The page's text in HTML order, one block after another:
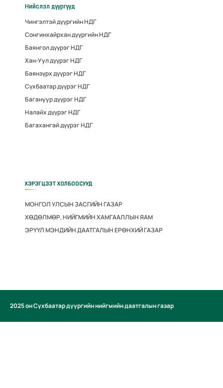
Нийслэл дүүргүүд
Чингэлтэй дүүргийн НДГ
Сонгинхайрхан дүүргийн НДГ
Баянгол дүүрэг НДГ
Хан-Уул дүүрэг НДГ
Баянзүрх дүүрэг НДГ
Сүхбаатар дүүрэг НДГ
Багануур дүүрэг НДГ
Налайх дүүрэг НДГ
Багахангай дүүрэг НДГ
ХЭРЭГЦЭЭТ ХОЛБООСУУД
МОНГОЛ УЛСЫН ЗАСГИЙН ГАЗАР
ХӨДӨЛМӨР, НИЙГМИЙН ХАМГААЛЛЫН ЯАМ
ЭРҮҮЛ МЭНДИЙН ДААТГАЛЫН ЕРӨНХИЙ ГАЗАР
2025 он Сүхбаатар дүүргийн нийгмийн даатгалын газар